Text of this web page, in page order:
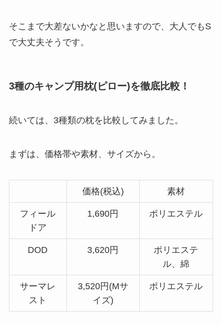
そこまで大差ないかなと思いますので、大人でもS
で大丈夫そうです。
3種のキャンプ用枕(ピロー)を徹底比較！
続いては、3種類の枕を比較してみました。
まずは、価格帯や素材、サイズから。
価格(税込) 素材
フィール
ドア
1,690円 ポリエステル
DOD 3,620円
ポリエステ
ル、綿
サーマレ
スト
3,520円(Mサ
イズ)
ポリエステル